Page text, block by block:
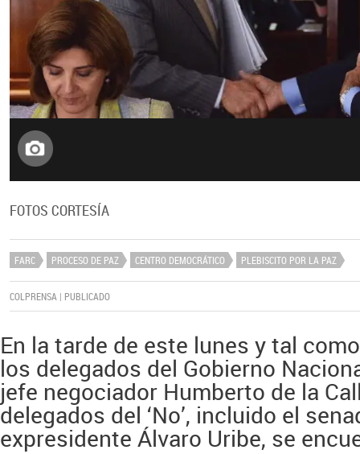
FOTOS CORTESÍA
FARC PROCESO DE PAZ CENTRO DEMOCRÁTICO PLEBISCITO POR LA PAZ
COLPRENSA | PUBLICADO
En la tarde de este lunes y tal
los delegados del Gobierno
jefe negociador Humberto de la
delegados del ‘No’, incluido el
expresidente Álvaro Uribe, se